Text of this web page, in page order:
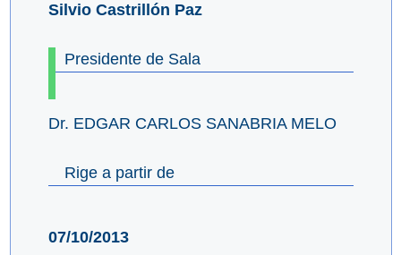
Silvio Castrillón Paz
Presidente de Sala
Dr. EDGAR CARLOS SANABRIA MELO
Rige a partir de
07/10/2013